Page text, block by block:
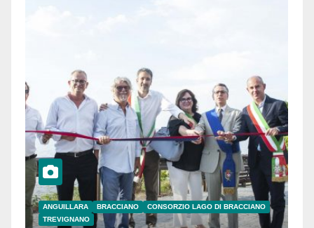
ANGUILLARA BRACCIANO
CONSORZIO LAGO DI BRACCIANO
TREVIGNANO